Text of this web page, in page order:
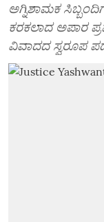
ಅಗ್ನಿಶಾಮಕ
ಕರಕಲಾದ ಅಪಾರ
ವಿವಾದದ ಸ್ವರೂಪ